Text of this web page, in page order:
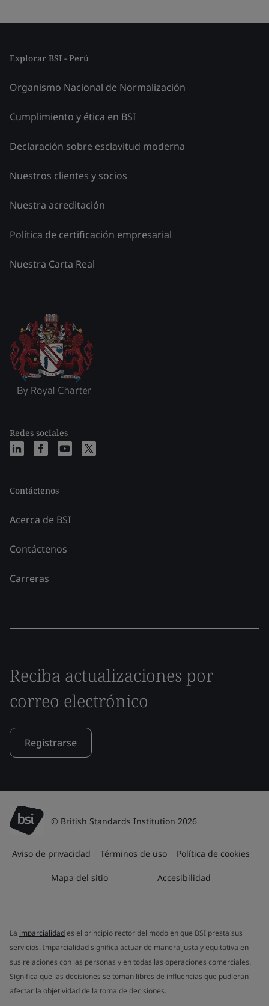
Explorar BSI - Perú
Organismo Nacional de Normalización
Cumplimiento y ética en BSI
Declaración sobre esclavitud moderna
Nuestros clientes y socios
Nuestra acreditación
Política de certificación empresarial
Nuestra Carta Real
Redes sociales
Contáctenos
Acerca de BSI
Contáctenos
Carreras
Reciba actualizaciones por
correo electrónico
Registrarse
© British Standards Institution 2026
Aviso de privacidad Términos de uso Política de cookies
Mapa del sitio Accesibilidad
La imparcialidades el principio rector del modo en que BSI presta sus
servicios. Imparcialidad significa actuar de manera justa y equitativa en
sus relaciones con las personas y en todas las operaciones comerciales.
Significa que las decisiones se toman libres de influencias que pudieran
afectar la objetividad de la toma de decisiones.